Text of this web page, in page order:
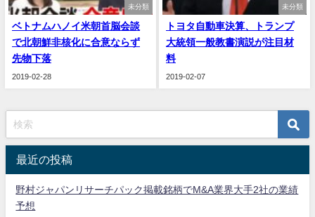
未分類
ベトナムハノイ米朝首脳会談
で北朝鮮非核化に合意ならず
先物下落
2019-02-28
未分類
トヨタ自動車決算、トランプ
大統領一般教書演説が注目材
料
2019-02-07
最近の投稿
野村ジャパンリサーチパック掲載銘柄でM&A業界大手2社の業績
予想